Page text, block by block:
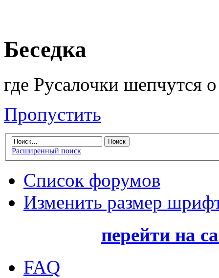
Беседка
где Русалочки шепчутся
Пропустить
Расширенный поиск
Список форумов
Изменить размер
перейти на
FAQ